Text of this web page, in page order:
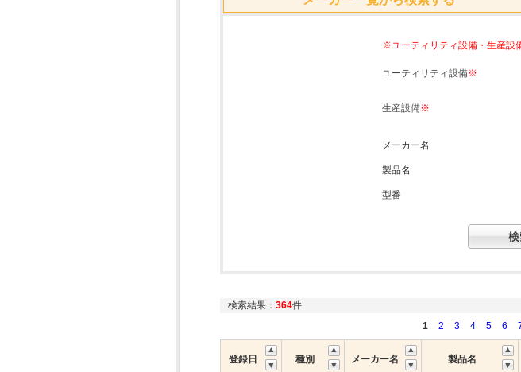
※ユーティリティ設備・生産設
ユーティリティ設備※
生産設備※
メーカー名
製品名
型番
検索結果： 364件
1
2 3 4 5 6
登録日 種別 メーカー名 製品名